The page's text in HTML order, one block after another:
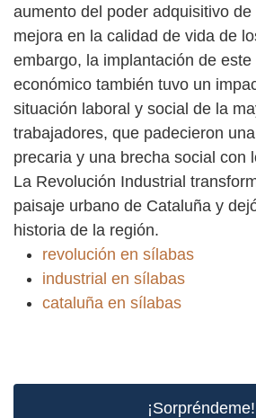
aumento del poder adquisitivo
mejora en la calidad de vida de
embargo, la implantación de este
económico también tuvo un
situación laboral y social de la
trabajadores, que padecieron
precaria y una brecha social con
La Revolución Industrial
paisaje urbano de Cataluña y
historia de la región.
revolución en sílabas
industrial en sílabas
cataluña en sílabas
¡Sorpréndeme!